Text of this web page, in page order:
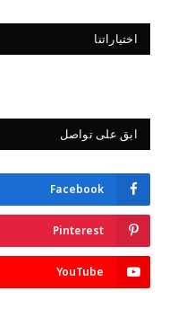
اختياراتنا
ابق على تواصل
Facebook
Pinterest
YouTube